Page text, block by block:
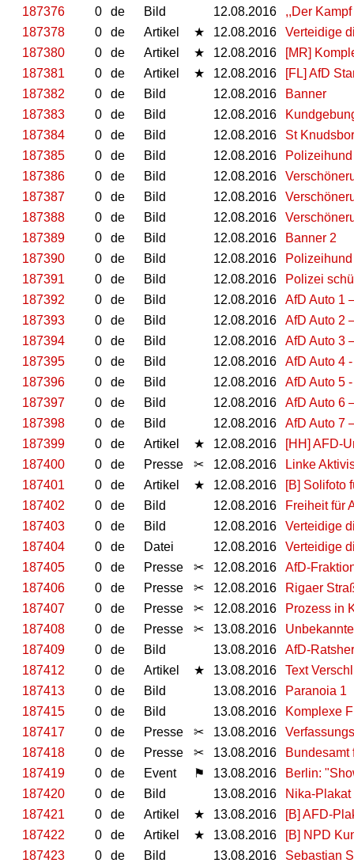
187376
0 de Bild 12.08.2016
,,Der
187378
0 de Artikel ★ 12.08.2016
Verteidige
187380
0 de Artikel ★ 12.08.2016
[MR]
187381
0 de Artikel ★ 12.08.2016
[FL] AfD
187382
0 de Bild 12.08.2016
Banner
187383
0 de Bild 12.08.2016
187384
0 de Bild 12.08.2016
St
187385
0 de Bild 12.08.2016
Polizeihund
187386
0 de Bild 12.08.2016
187387
0 de Bild 12.08.2016
187388
0 de Bild 12.08.2016
187389
0 de Bild 12.08.2016
Banner 2
187390
0 de Bild 12.08.2016
187391
0 de Bild 12.08.2016
Polizei
187392
0 de Bild 12.08.2016
AfD Auto 1
187393
0 de Bild 12.08.2016
AfD Auto 2
187394
0 de Bild 12.08.2016
AfD Auto 3
187395
0 de Bild 12.08.2016
AfD Auto 4
187396
0 de Bild 12.08.2016
AfD Auto 5
187397
0 de Bild 12.08.2016
AfD Auto 6
187398
0 de Bild 12.08.2016
AfD Auto 7
187399
0 de Artikel ★ 12.08.2016
[HH] AFD-
187400
0 de Presse ✂ 12.08.2016
Linke
187401
0 de Artikel ★ 12.08.2016
[B] Solifoto
187402
0 de Bild 12.08.2016
Freiheit für
187403
0 de Bild 12.08.2016
Verteidige
187404
0 de Datei 12.08.2016
Verteidige
187405
0 de Presse ✂ 12.08.2016
AfD-
187406
0 de Presse ✂ 12.08.2016
Rigaer
187407
0 de Presse ✂ 12.08.2016
Prozess in
187408
0 de Presse ✂ 13.08.2016
187409
0 de Bild 13.08.2016
AfD-
187412
0 de Artikel ★ 13.08.2016
Text
187413
0 de Bild 13.08.2016
Paranoia 1
187415
0 de Bild 13.08.2016
Komplexe
187417
0 de Presse ✂ 13.08.2016
187418
0 de Presse ✂ 13.08.2016
Bundesamt
187419
0 de Event ⚑ 13.08.2016
Berlin:
187420
0 de Bild 13.08.2016
Nika-Plakat
187421
0 de Artikel ★ 13.08.2016
[B] AFD-
187422
0 de Artikel ★ 13.08.2016
[B] NPD
187423
0 de Bild 13.08.2016
Sebastian